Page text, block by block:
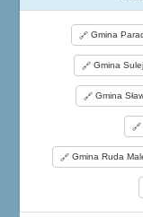
Gmina
Gmina
Gmina
Gmina Ruda